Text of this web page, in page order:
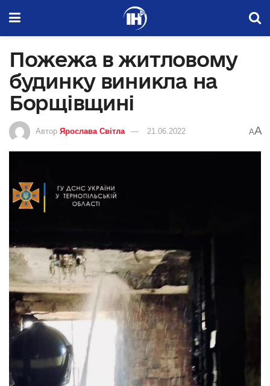
Пожежа в житловому
будинку виникла на
Борщівщині
Автор Ярослава Світла 21.06.2022 AA